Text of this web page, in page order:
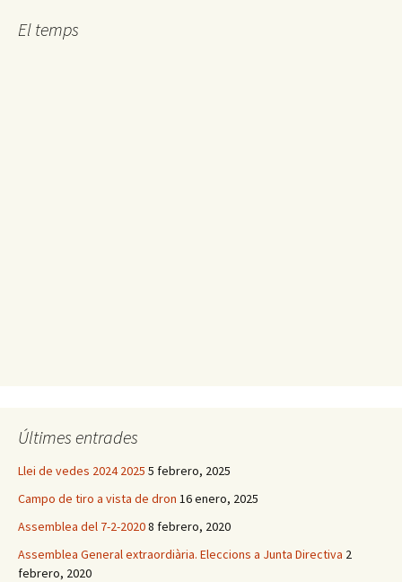
El temps
Últimes entrades
Llei de vedes 2024 2025 5 febrero, 2025
Campo de tiro a vista de dron 16 enero, 2025
Assemblea del 7-2-20208 febrero, 2020
Assemblea General extraordiària. Eleccions a Junta Directiva 2
febrero, 2020